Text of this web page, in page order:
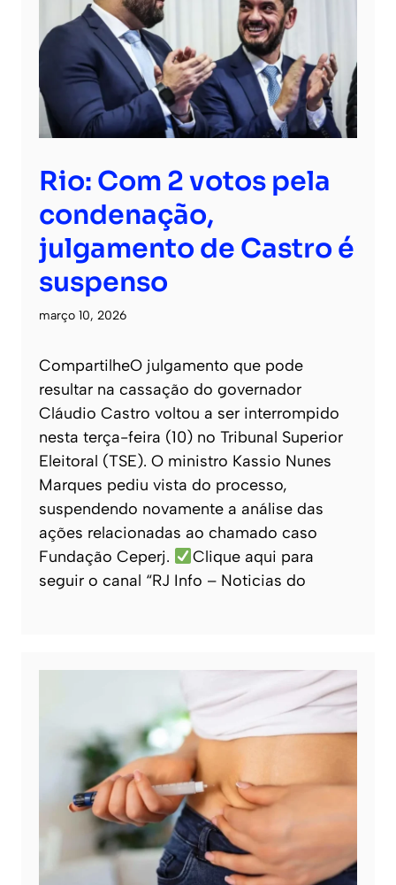
Rio: Com 2 votos pela
condenação,
julgamento de Castro é
suspenso
março 10, 2026
CompartilheO julgamento que pode
resultar na cassação do governador
Cláudio Castro voltou a ser interrompido
nesta terça-feira (10) no Tribunal Superior
Eleitoral (TSE). O ministro Kassio Nunes
Marques pediu vista do processo,
suspendendo novamente a análise das
ações relacionadas ao chamado caso
Fundação Ceperj.
Clique aqui para
seguir o canal “RJ Info – Noticias do